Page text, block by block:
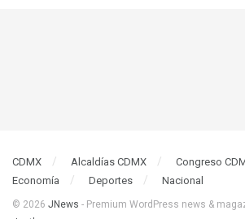
CDMX Alcaldías CDMX
Congreso
Economía
Deportes Nacional
© 2026 JNews - Premium WordPress news &